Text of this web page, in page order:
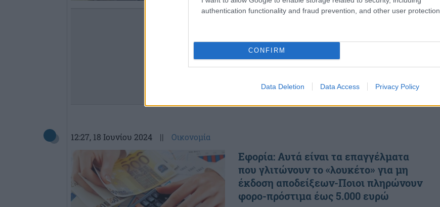
authentication functionality and fraud prevention, and other user protection.
CONFIRM
Data Deletion Data Access Privacy Policy
12:27, 18 Ιουνίου 2024 || Οικονομία
Εφορία: Αυτά είναι τα επαγγέλματα
που γλιτώνουν το «λουκέτο» για μη
έκδοση αποδείξεων-Ποιοι πληρώνουν
φορο-πρόστιμα έως 5.000 ευρώ